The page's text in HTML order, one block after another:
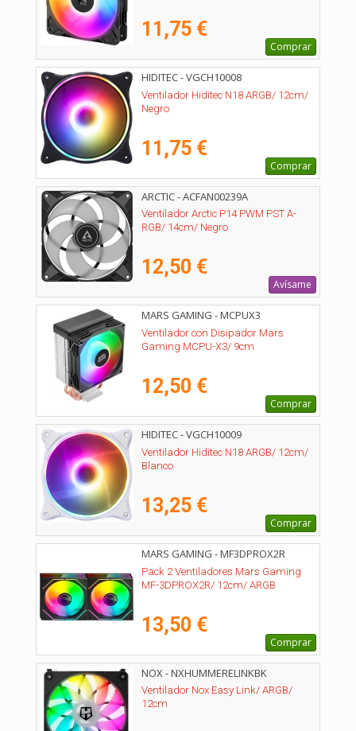
11,75 €
Comprar
HIDITEC - VGCH10008
Ventilador Hiditec N18 ARGB/ 12cm/
Negro
11,75 €
Comprar
ARCTIC - ACFAN00239A
Ventilador Arctic P14 PWM PST A-
RGB/ 14cm/ Negro
12,50 €
Avísame
MARS GAMING - MCPUX3
Ventilador con Disipador Mars
Gaming MCPU-X3/ 9cm
12,50 €
Comprar
HIDITEC - VGCH10009
Ventilador Hiditec N18 ARGB/ 12cm/
Blanco
13,25 €
Comprar
MARS GAMING - MF3DPROX2R
Pack 2 Ventiladores Mars Gaming
MF-3DPROX2R/ 12cm/ ARGB
13,50 €
Comprar
NOX - NXHUMMERELINKBK
Ventilador Nox Easy Link/ ARGB/
12cm